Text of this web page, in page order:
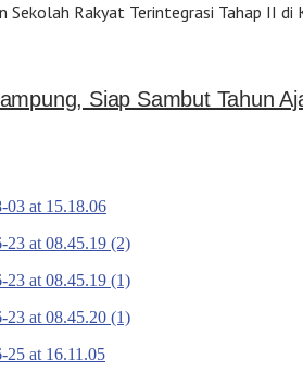
Sekolah Rakyat Terintegrasi Tahap
Siap Sambut Tahun